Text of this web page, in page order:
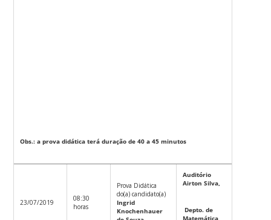
Obs.: a prova didática terá duração de 40 a 45 minutos
23/07/2019
08:30
horas
Prova Didática
do(a) candidato(a)
Ingrid
Knochenhauer
Auditório
Airton Silva,
Depto. de
Matemática